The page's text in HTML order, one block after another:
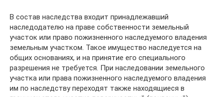
В состав наследства входит принадлежавший
наследодателю на праве собственности земельный
участок или право пожизненного наследуемого владения
земельным участком. Такое имущество наследуется на
общих основаниях, и на принятие его специального
разрешения не требуется. При наследовании земельного
участка или права пожизненного наследуемого владения
им по наследству переходят также находящиеся в